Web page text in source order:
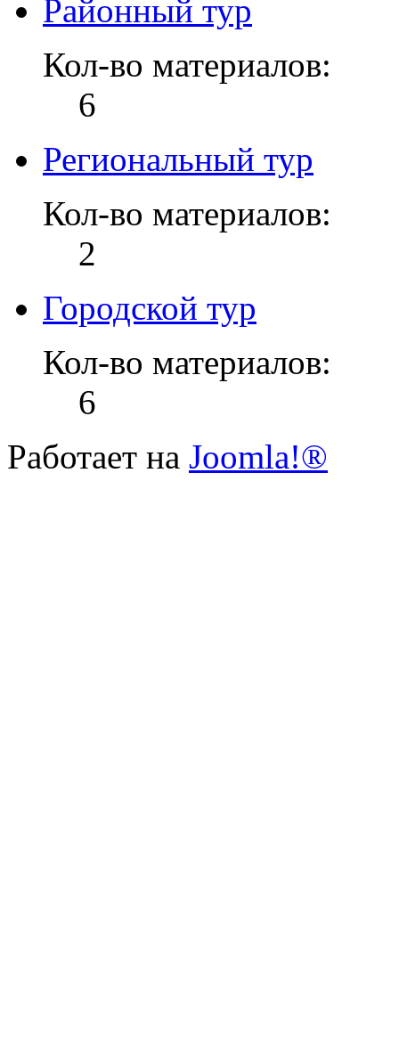
Районный тур
Кол-во материалов:
6
Региональный тур
Кол-во материалов:
2
Городской тур
Кол-во материалов:
6
Работает на Joomla!®